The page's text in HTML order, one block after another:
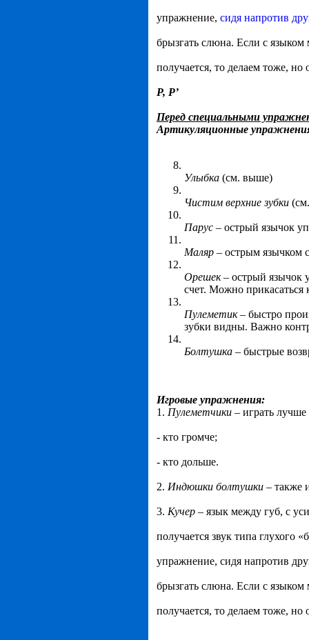
упражнение, сидя напротив
брызгать слюна. Если с языком
получается, то делаем тоже,
Р, Р’
Перед специальными
Артикуляционные
Улыбка (см. выше)
Чистим верхние зубки
Парус – острый язычок
Маляр – острым язычком
Орешек– острый язычок
счет. Можно прикасаться
Пулеметик– быстро
зубки видны. Важно
Болтушка – быстрые
Игровые упражнения:
1. Пулеметчики – играть
- кто громче;
- кто дольше.
2. Индюшки болтушки – также
3. Кучер – язык между губ, с
получается звук типа глухого
упражнение, сидя напротив
брызгать слюна. Если с языком
получается, то делаем тоже,